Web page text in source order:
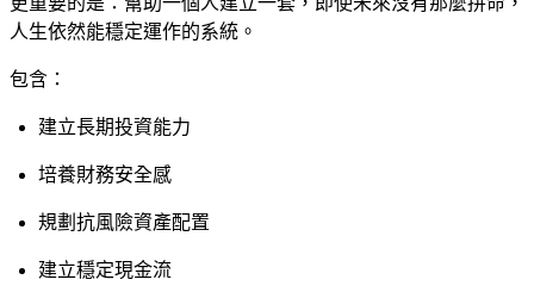
人生依然能穩定運作的系統。
包含：
建立長期投資能力
培養財務安全感
規劃抗風險資產配置
建立穩定現金流